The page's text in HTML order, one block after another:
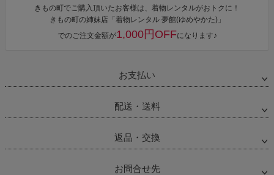
きもの町でご購入頂いたお客様は、着物レンタルがおトクに！
きもの町の姉妹店「着物レンタル 夢館(ゆめやかた)」
でのご注文金額が1,000円OFFになります♪
お支払い
配送・送料
返品・交換
お問合せ先